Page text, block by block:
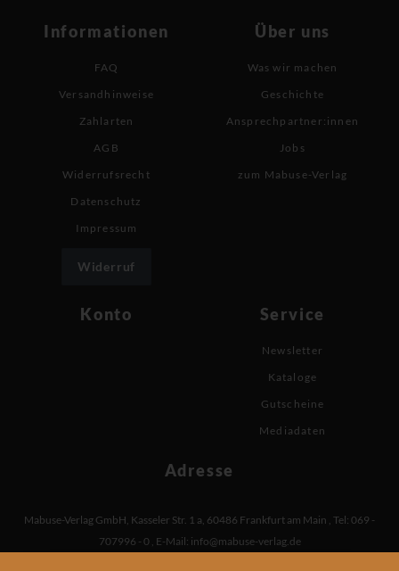
Informationen
FAQ
Versandhinweise
Zahlarten
AGB
Widerrufsrecht
Datenschutz
Impressum
Widerruf
Über uns
Was wir machen
Geschichte
Ansprechpartner:innen
Jobs
zum Mabuse-Verlag
Konto Service
Newsletter
Kataloge
Gutscheine
Mediadaten
Adresse
Mabuse-Verlag GmbH, Kasseler Str. 1 a, 60486 Frankfurt am Main , Tel: 069 -
707996 - 0 , E-Mail: info@mabuse-verlag.de